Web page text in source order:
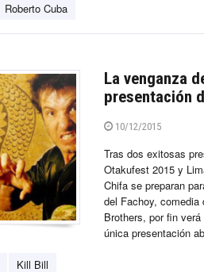
Roberto Cuba
La venganza
presentación
10/12/2015
Tras dos exitosas
Otakufest 2015 y
Chifa se preparan
del Fachoy,
Brothers, por fin
única presentación
Kill Bill